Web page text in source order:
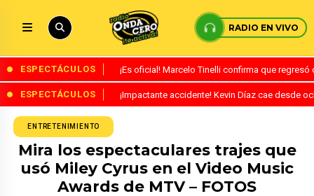
RADIO EN VIVO
ESPECTÁCULOS ¡Es oficial! Marcelo Tinelli confirma que
ESPECTÁCULOS ¡Impactante accidente! Kevin Díaz cae desde
ENTRETENIMIENTO
Mira los espectaculares trajes que
usó Miley Cyrus en el Video Music
Awards de MTV – FOTOS